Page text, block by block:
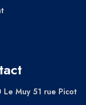
Muy 51 rue Picot